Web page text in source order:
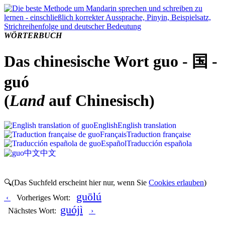
WÖRTERBUCH
Das chinesische Wort guo - 国 -
guó
(Landauf Chinesisch)
EnglishEnglish translation
FrançaisTraduction française
EspañolTraducción española
中文中文
🔍(Das Suchfeld erscheint hier nur, wenn Sie Cookies erlauben)
‹
Vorheriges Wort: guōlú
Nächstes Wort: guójì ›